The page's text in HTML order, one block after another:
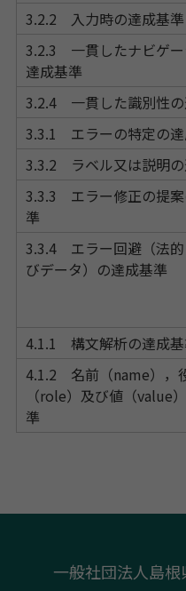
3.2.2 入力時の達成基準
3.2.3 一貫したナビゲー
達成基準
3.2.4 一貫した識別性の
3.3.1 エラーの特定の達
3.3.2 ラベル又は説明の
3.3.3 エラー修正の提案
準
3.3.4 エラー回避（法的
びデータ）の達成基準
4.1.1 構文解析の達成
4.1.2 名前（name），
（role）及び値（value
準
一般社団法人島